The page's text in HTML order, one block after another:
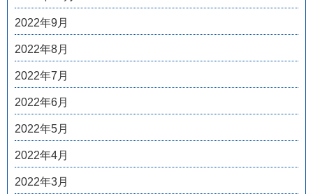
2022年9月
2022年8月
2022年7月
2022年6月
2022年5月
2022年4月
2022年3月